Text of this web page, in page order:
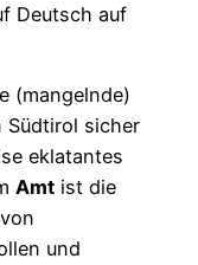
Deutsch auf
(mangelnde)
Südtirol sicher
eklatantes
Amtist die
und